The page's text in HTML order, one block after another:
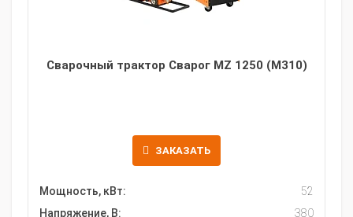
Сварочный трактор Сварог MZ 1250 (М310)
ЗАКАЗАТЬ
Мощность, кВт:
52
Напряжение, В:
380